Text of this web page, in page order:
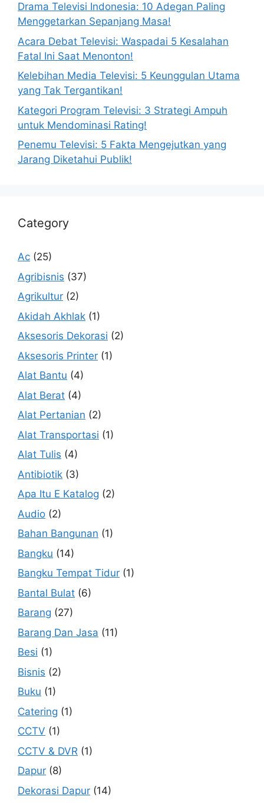
Drama Televisi Indonesia: 10 Adegan Paling
Menggetarkan Sepanjang Masa!
Acara Debat Televisi: Waspadai 5 Kesalahan
Fatal Ini Saat Menonton!
Kelebihan Media Televisi: 5 Keunggulan Utama
yang Tak Tergantikan!
Kategori Program Televisi: 3 Strategi Ampuh
untuk Mendominasi Rating!
Penemu Televisi: 5 Fakta Mengejutkan yang
Jarang Diketahui Publik!
Category
Ac (25)
Agribisnis (37)
Agrikultur (2)
Akidah Akhlak (1)
Aksesoris Dekorasi (2)
Aksesoris Printer (1)
Alat Bantu (4)
Alat Berat (4)
Alat Pertanian (2)
Alat Transportasi (1)
Alat Tulis (4)
Antibiotik (3)
Apa Itu E Katalog (2)
Audio (2)
Bahan Bangunan (1)
Bangku (14)
Bangku Tempat Tidur (1)
Bantal Bulat (6)
Barang (27)
Barang Dan Jasa (11)
Besi (1)
Bisnis (2)
Buku (1)
Catering (1)
CCTV (1)
CCTV & DVR (1)
Dapur (8)
Dekorasi Dapur (14)